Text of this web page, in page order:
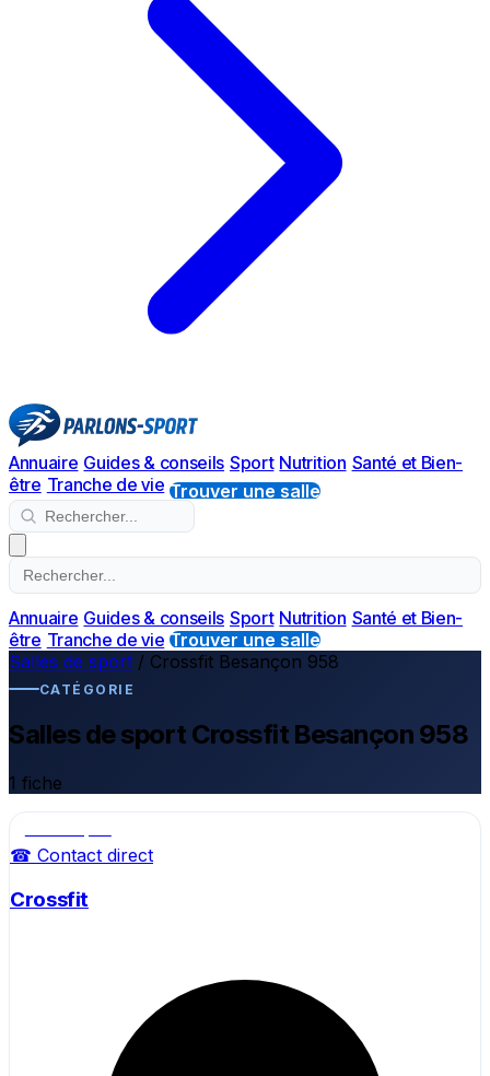
Annuaire Guides & conseils Sport Nutrition Santé et Bien-
être Tranche de vie Trouver une salle
Annuaire Guides & conseils Sport Nutrition Santé et Bien-
être Tranche de vie Trouver une salle
Salles de sport / Crossfit Besançon 958
CATÉGORIE
Salles de sport Crossfit Besançon 958
1 fiche
☎ Contact direct
Crossfit